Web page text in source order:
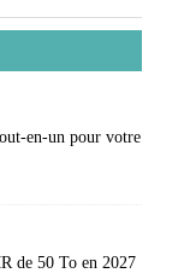
en-un pour votre
de 50 To en 2027